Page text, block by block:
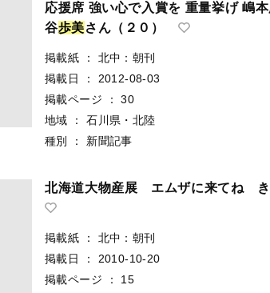
応援席 強い心で入賞を 重量挙げ 嶋
谷歩美さん（２０）
掲載紙 ：
北中：朝刊
掲載日
：
2012-08-03
掲載ページ
：
30
地域
：
石川県・北陸
種別
： 新聞記事
北海道大物産展 エムザに来てね
掲載紙 ：
北中：朝刊
掲載日
：
2010-10-20
掲載ページ
：
15